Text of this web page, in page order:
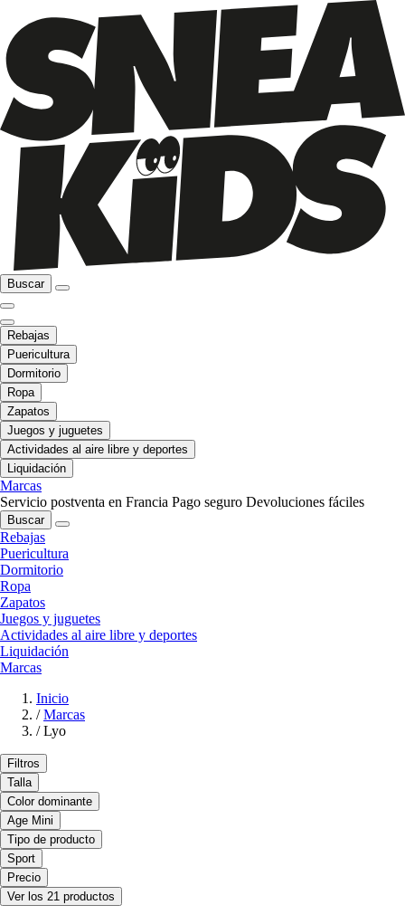
Buscar
Rebajas
Puericultura
Dormitorio
Ropa
Zapatos
Juegos y juguetes
Actividades al aire libre y deportes
Liquidación
Marcas
Servicio postventa en Francia Pago seguro Devoluciones fáciles
Buscar
Rebajas
Puericultura
Dormitorio
Ropa
Zapatos
Juegos y juguetes
Actividades al aire libre y deportes
Liquidación
Marcas
Inicio
/ Marcas
/ Lyo
Filtros
Talla
Color dominante
Age Mini
Tipo de producto
Sport
Precio
Ver los 21 productos